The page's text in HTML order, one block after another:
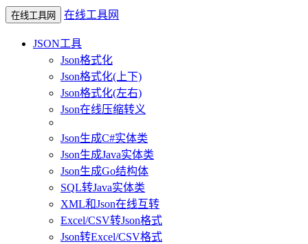
在线工具网 在线工具网
JSON工具
Json格式化
Json格式化(上下)
Json格式化(左右)
Json在线压缩转义
Json生成C#实体类
Json生成Java实体类
Json生成Go结构体
SQL转Java实体类
XML和Json在线互转
Excel/CSV转Json格式
Json转Excel/CSV格式